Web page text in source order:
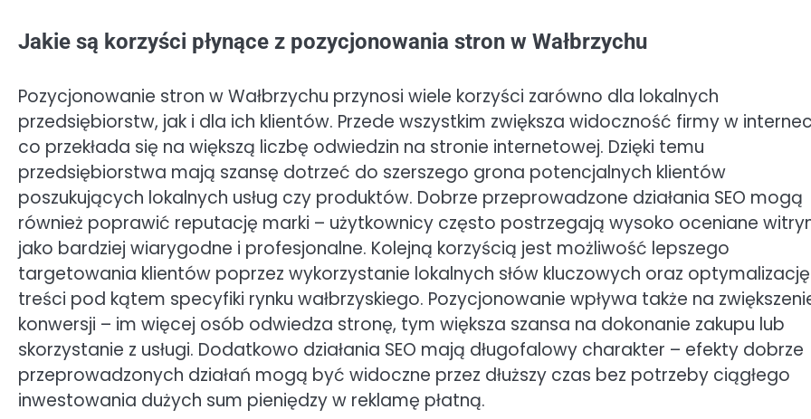
Jakie są korzyści płynące z pozycjonowania stron w Wałbrzychu
Pozycjonowanie stron w Wałbrzychu przynosi wiele korzyści zarówno dla lokalnych
przedsiębiorstw, jak i dla ich klientów. Przede wszystkim zwiększa widoczność firmy w
co przekłada się na większą liczbę odwiedzin na stronie internetowej. Dzięki temu
przedsiębiorstwa mają szansę dotrzeć do szerszego grona potencjalnych klientów
poszukujących lokalnych usług czy produktów. Dobrze przeprowadzone działania SEO mogą
również poprawić reputację marki – użytkownicy często postrzegają wysoko oceniane
jako bardziej wiarygodne i profesjonalne. Kolejną korzyścią jest możliwość lepszego
targetowania klientów poprzez wykorzystanie lokalnych słów kluczowych oraz optymalizację
treści pod kątem specyfiki rynku wałbrzyskiego. Pozycjonowanie wpływa także na
konwersji – im więcej osób odwiedza stronę, tym większa szansa na dokonanie zakupu lub
skorzystanie z usługi. Dodatkowo działania SEO mają długofalowy charakter – efekty dobrze
przeprowadzonych działań mogą być widoczne przez dłuższy czas bez potrzeby ciągłego
inwestowania dużych sum pieniędzy w reklamę płatną.